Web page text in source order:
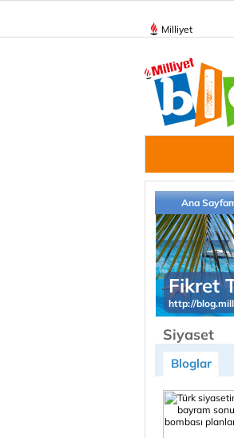
Milliyet
Ana
Fikret
http://
Siyaset
Bloglar